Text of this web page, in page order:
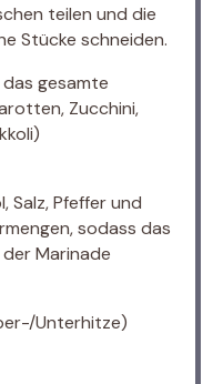
teilen und die
Stücke schneiden.
gesamte
Zucchini,
Salz, Pfeffer und
sodass das
Marinade
Unterhitze)